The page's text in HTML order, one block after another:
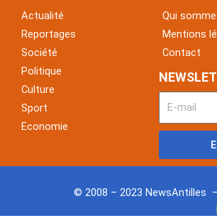
o
o
k
Actualité
Reportages
Société
Politique
Culture
Sport
Economie
Qui
Mentions
Contact
© 2008 – 2023 NewsAntilles